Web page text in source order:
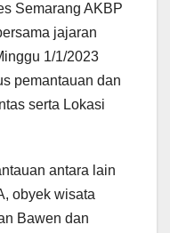
Semarang AKBP
jajaran
1/1/2023
pemantauan dan
serta Lokasi
antara lain
obyek wisata
Bawen dan